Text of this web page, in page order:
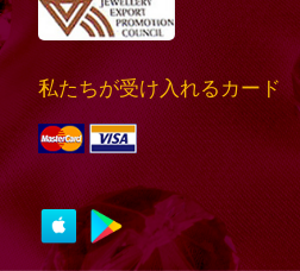
私たちが受け入れるカード